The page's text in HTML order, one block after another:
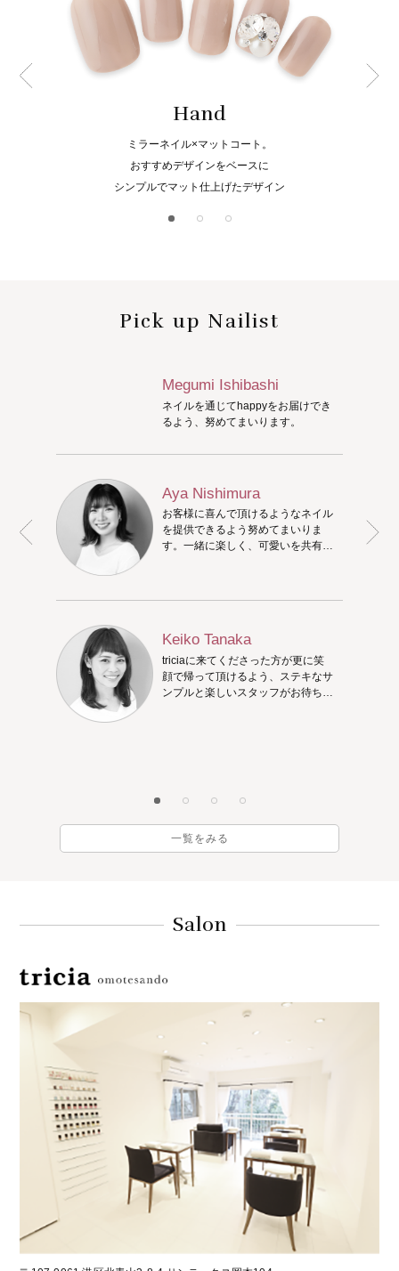
Hand
ミラーネイル×マットコート。
おすすめデザインをベースに
シンプルでマット仕上げたデザイン
Pick up Nailist
Megumi Ishibashi
ネイルを通じてhappyをお届けでき
るよう、努めてまいります。
Aya Nishimura
お客様に喜んで頂けるようなネイル
を提供できるよう努めてまいりま
す。一緒に楽しく、可愛いを共有し
Keiko Tanaka
triciaに来てくださった方が更に笑
顔で帰って頂けるよう、ステキなサ
ンプルと楽しいスタッフがお待ちし
一覧をみる
Salon